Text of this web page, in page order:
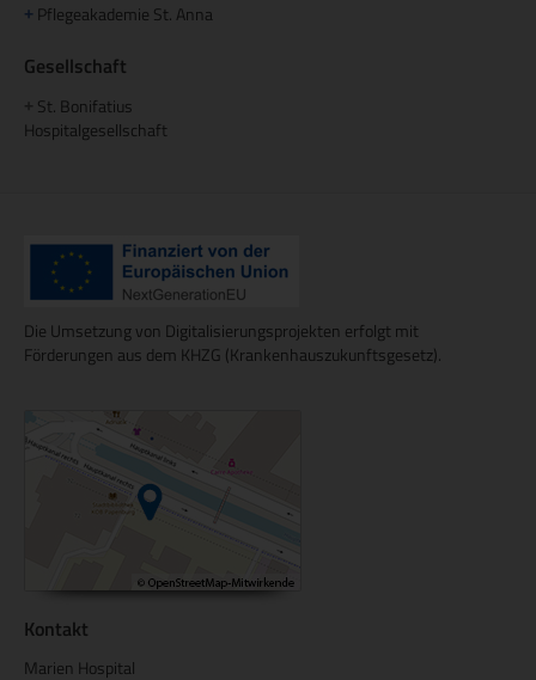
+ Pflegeakademie St. Anna
Gesellschaft
St. Bonifatius
Hospitalgesellschaft
Die Umsetzung von Digitalisierungsprojekten erfolgt mit
Förderungen aus dem KHZG (Krankenhauszukunftsgesetz).
Kontakt
Marien Hospital